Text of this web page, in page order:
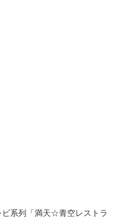
系列「満天☆青空レストラ